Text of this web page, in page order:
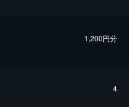
1,200円分
4